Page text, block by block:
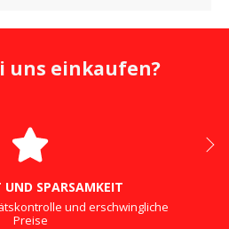
uns einkaufen?
SPARSAMKEIT
und erschwingliche
Preise